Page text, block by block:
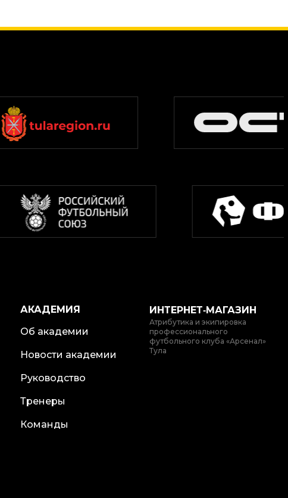
АКАДЕМИЯ
Об академии
Новости академии
Руководство
Тренеры
Команды
ИНТЕРНЕТ‑МАГАЗИН
Атрибутика и экипировка
профессионального
футбольного клуба «Арсенал»
Тула